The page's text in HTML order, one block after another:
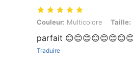
Couleur: Multicolore, Taille: gris
Couleur: Multicolore Taille:
parfait
Traduire